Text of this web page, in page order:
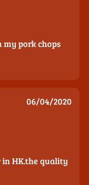
my pork chops
06/04/2020
in HK.the quality